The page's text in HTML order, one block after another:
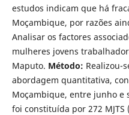
estudos indicam que há
Moçambique, por razões
Analisar os factores
mulheres jovens
Maputo. Método: Realizou-
abordagem quantitativa,
Moçambique, entre junho e
foi constituída por 272 MJTS